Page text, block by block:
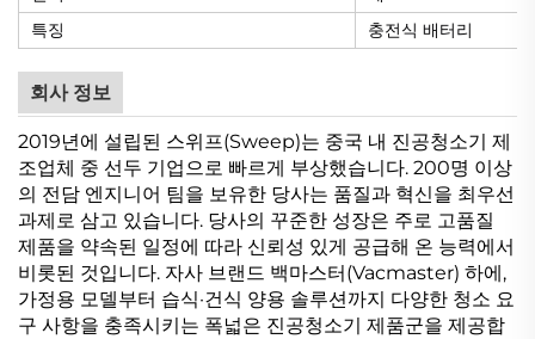
특징
충전식 배터리
회사 정보
2019년에 설립된 스위프(Sweep)는 중국 내 진공청소기 제
조업체 중 선두 기업으로 빠르게 부상했습니다. 200명 이상
의 전담 엔지니어 팀을 보유한 당사는 품질과 혁신을 최우선
과제로 삼고 있습니다. 당사의 꾸준한 성장은 주로 고품질
제품을 약속된 일정에 따라 신뢰성 있게 공급해 온 능력에서
비롯된 것입니다. 자사 브랜드 백마스터(Vacmaster) 하에,
가정용 모델부터 습식·건식 양용 솔루션까지 다양한 청소 요
구 사항을 충족시키는 폭넓은 진공청소기 제품군을 제공합